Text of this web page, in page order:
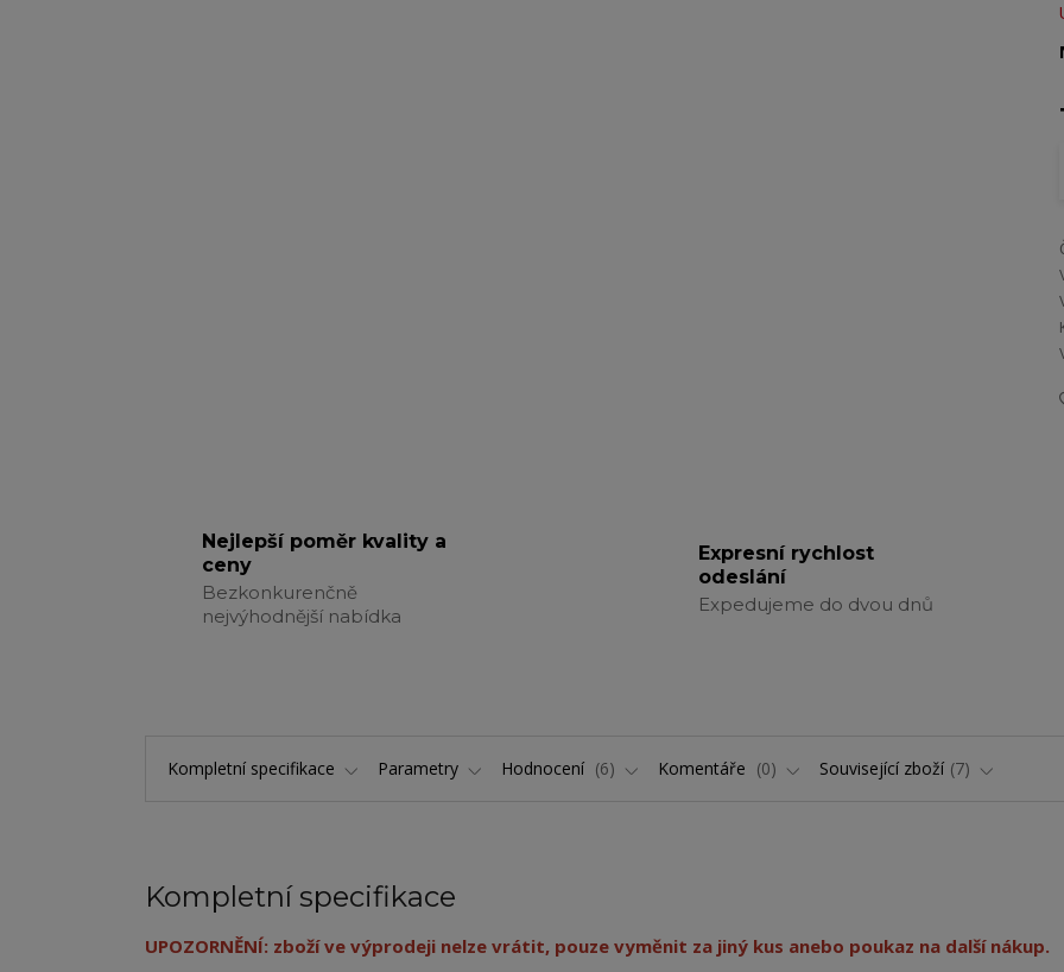
Nejlepší poměr kvality a
ceny
Bezkonkurenčně
nejvýhodnější nabídka
Expresní rychlost
odeslání
Expedujeme do dvou dnů
Kompletní specifikace Parametry Hodnocení 6 Komentáře 0 Související zboží 7
Kompletní specifikace
UPOZORNĚNÍ: zboží ve výprodeji nelze vrátit, pouze vyměnit za jiný kus anebo poukaz na další nákup.